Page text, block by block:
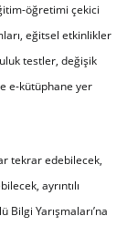
öğretimi çekici
eğitsel etkinlikler
testler, değişik
e-kütüphane yer
tekrar edebilecek,
ayrıntılı
Yarışmaları’na